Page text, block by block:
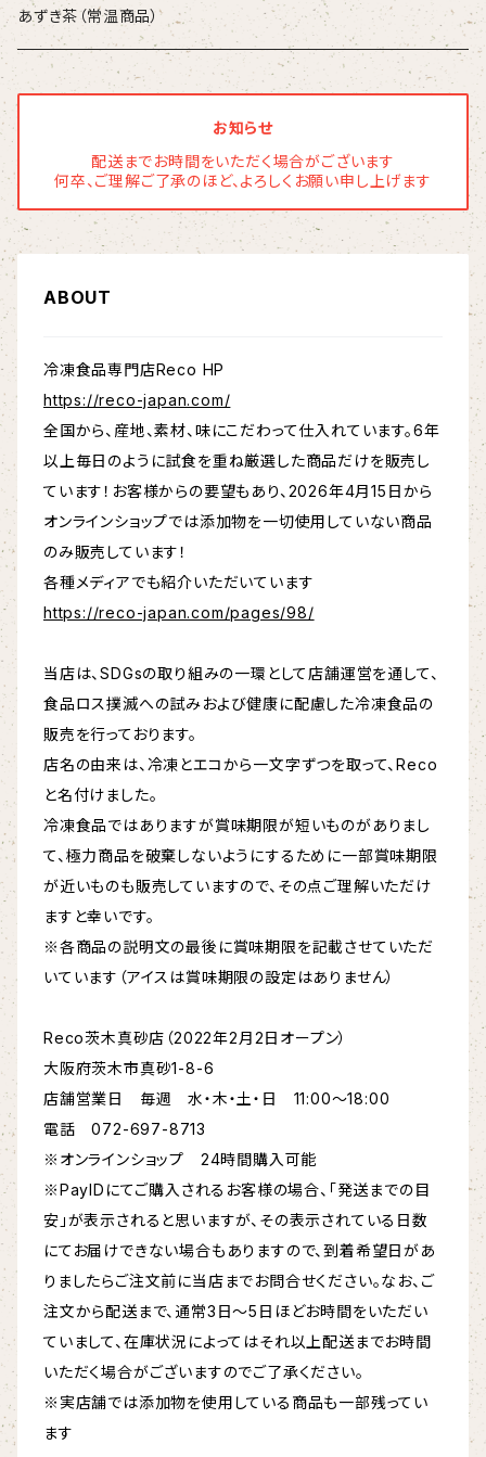
あずき茶（常温商品）
お知らせ
配送までお時間をいただく場合がございます
何卒、ご理解ご了承のほど、よろしくお願い申し上げます
ABOUT
冷凍食品専門店Reco HP
https://reco-japan.com/
全国から、産地、素材、味にこだわって仕入れています。6年
以上毎日のように試食を重ね厳選した商品だけを販売し
ています！お客様からの要望もあり、2026年4月15日から
オンラインショップでは添加物を一切使用していない商品
のみ販売しています！
各種メディアでも紹介いただいています
https://reco-japan.com/pages/98/
当店は、SDGsの取り組みの一環として店舗運営を通して、
食品ロス撲滅への試みおよび健康に配慮した冷凍食品の
販売を行っております。
店名の由来は、冷凍とエコから一文字ずつを取って、Reco
と名付けました。
冷凍食品ではありますが賞味期限が短いものがありまし
て、極力商品を破棄しないようにするために一部賞味期限
が近いものも販売していますので、その点ご理解いただけ
ますと幸いです。
※各商品の説明文の最後に賞味期限を記載させていただ
いています（アイスは賞味期限の設定はありません）
Reco茨木真砂店（2022年2月2日オープン）
大阪府茨木市真砂1-8-6
店舗営業日 毎週 水・木・土・日 11:00〜18:00
電話 072-697-8713
※オンラインショップ 24時間購入可能
※PayIDにてご購入されるお客様の場合、「発送までの目
安」が表示されると思いますが、その表示されている日数
にてお届けできない場合もありますので、到着希望日があ
りましたらご注文前に当店までお問合せください。なお、ご
注文から配送まで、通常3日～5日ほどお時間をいただい
ていまして、在庫状況によってはそれ以上配送までお時間
いただく場合がございますのでご了承ください。
※実店舗では添加物を使用している商品も一部残ってい
ます